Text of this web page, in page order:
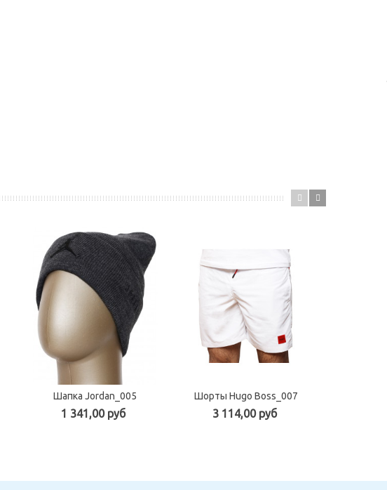
Шапка Jordan_005
1 341,00 руб
Шорты Hugo Boss_007
3 114,00 руб